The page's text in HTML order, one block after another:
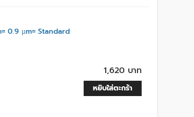
0.9 µm= Standard
1,620 บาท
หยิบใส่ตะกร้า